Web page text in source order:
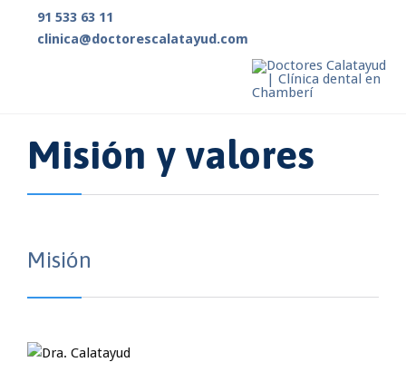
91 533 63 11
clinica@doctorescalatayud.com
Misión y valores
Misión